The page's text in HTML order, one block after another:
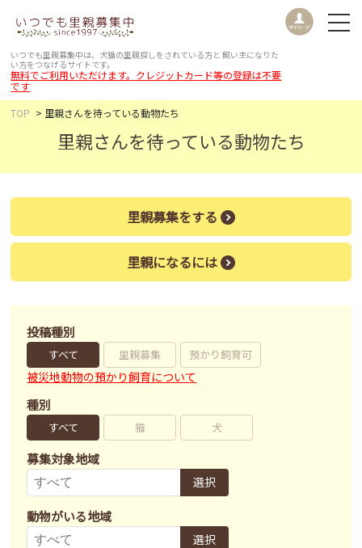
いつでも里親募集中は、犬猫の里親探しをされている方と 飼い主になりた
い方をつなげるサイトです。
無料でご利用いただけます。クレジットカード等の登録は不要
です
TOP
里親さんを待っている動物たち
里親さんを待っている動物たち
里親募集をする
里親になるには
投稿種別
すべて 里親募集 預かり飼育可
被災地動物の預かり飼育について
種別
すべて 猫 犬
募集対象地域
選択
動物がいる地域
選択